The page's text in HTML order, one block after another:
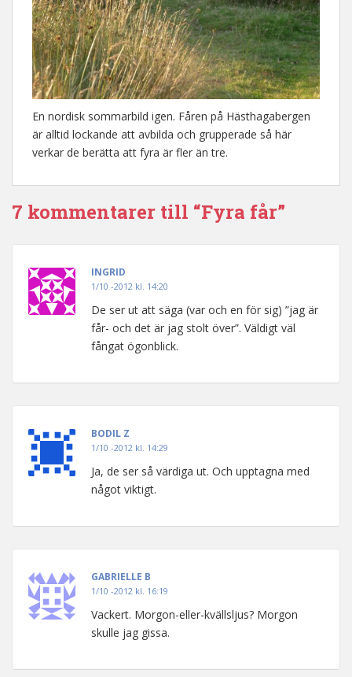
En nordisk sommarbild igen. Fåren på Hästhagabergen
är alltid lockande att avbilda och grupperade så här
verkar de berätta att fyra är fler än tre.
7 kommentarer till “Fyra får”
INGRID
1/10 -2012 kl. 14:20
De ser ut att säga (var och en för sig) ”jag är
får- och det är jag stolt över”. Väldigt väl
fångat ögonblick.
BODIL Z
1/10 -2012 kl. 14:29
Ja, de ser så värdiga ut. Och upptagna med
något viktigt.
GABRIELLE B
1/10 -2012 kl. 16:19
Vackert. Morgon-eller-kvällsljus? Morgon
skulle jag gissa.